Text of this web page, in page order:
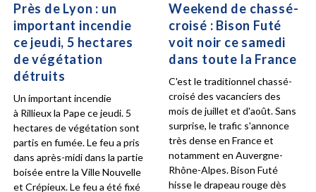
Près de Lyon : un
important incendie
ce jeudi, 5 hectares
de végétation
détruits
Un important incendie
à Rillieux la Pape ce jeudi. 5
hectares de végétation sont
partis en fumée. Le feu a pris
dans après-midi dans la partie
boisée entre la Ville Nouvelle
et Crépieux. Le feu a été fixé
Weekend de chassé-
croisé : Bison Futé
voit noir ce samedi
dans toute la France
C'est le traditionnel chassé-
croisé des vacanciers des
mois de juillet et d'août. Sans
surprise, le trafic s'annonce
très dense en France et
notamment en Auvergne-
Rhône-Alpes. Bison Futé
hisse le drapeau rouge dès